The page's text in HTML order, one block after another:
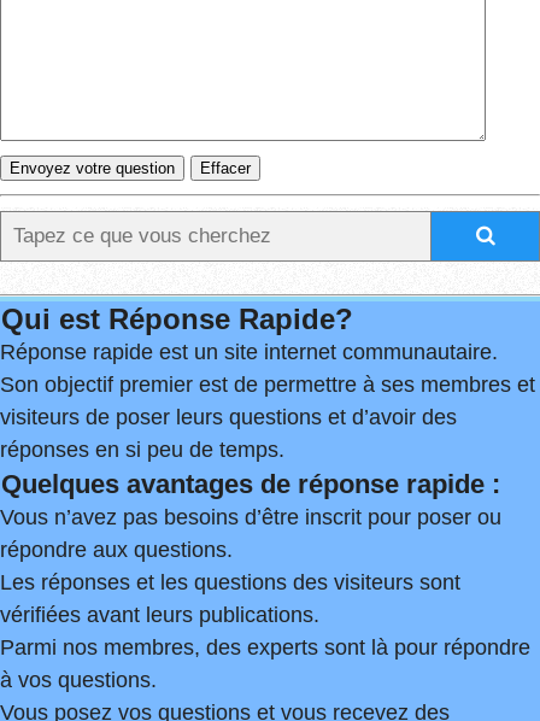
Qui est Réponse Rapide?
Réponse rapide est un site internet communautaire.
Son objectif premier est de permettre à ses membres et
visiteurs de poser leurs questions et d’avoir des
réponses en si peu de temps.
Quelques avantages de réponse rapide :
Vous n’avez pas besoins d’être inscrit pour poser ou
répondre aux questions.
Les réponses et les questions des visiteurs sont
vérifiées avant leurs publications.
Parmi nos membres, des experts sont là pour répondre
à vos questions.
Vous posez vos questions et vous recevez des